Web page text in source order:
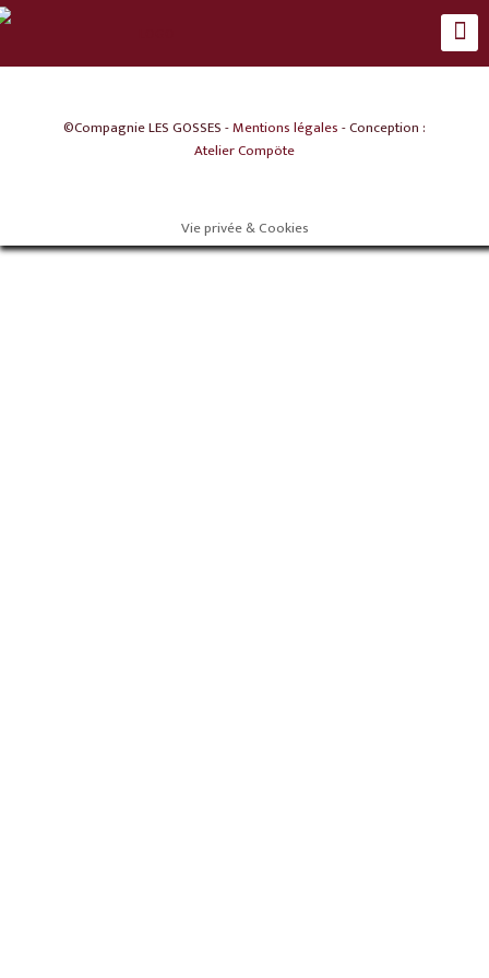
©Compagnie LES GOSSES -Mentions légales- Conception :
Atelier Compöte
Vie privée & Cookies